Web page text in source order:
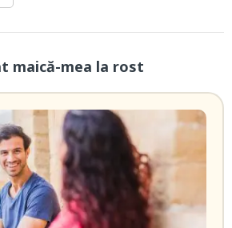
maică-mea la rost